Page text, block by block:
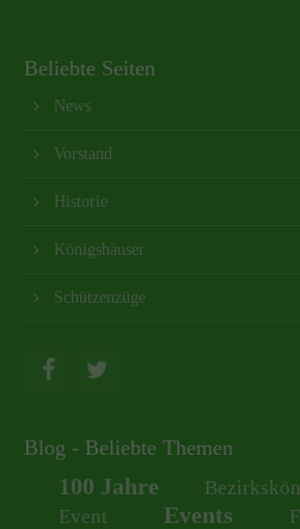
Beliebte Seiten
News
Vorstand
Historie
Königshäuser
Schützenzüge
Blog - Beliebte Themen
100 Jahre
Event Events